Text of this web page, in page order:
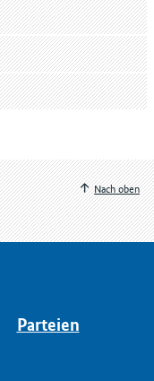
Nach oben
Parteien